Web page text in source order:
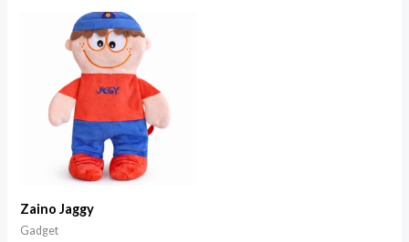
Zaino Jaggy
Gadget